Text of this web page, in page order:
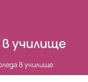
училище
в училище